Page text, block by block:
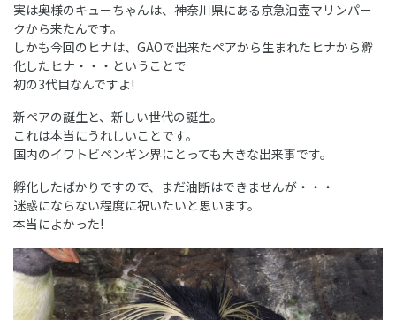
実は奥様のキューちゃんは、神奈川県にある京急油壺マリンパー
クから来たんです。
しかも今回のヒナは、GAOで出来たペアから生まれたヒナから孵
化したヒナ・・・ということで
初の3代目なんですよ!
新ペアの誕生と、新しい世代の誕生。
これは本当にうれしいことです。
国内のイワトビペンギン界にとっても大きな出来事です。
孵化したばかりですので、まだ油断はできませんが・・・
迷惑にならない程度に祝いたいと思います。
本当によかった!